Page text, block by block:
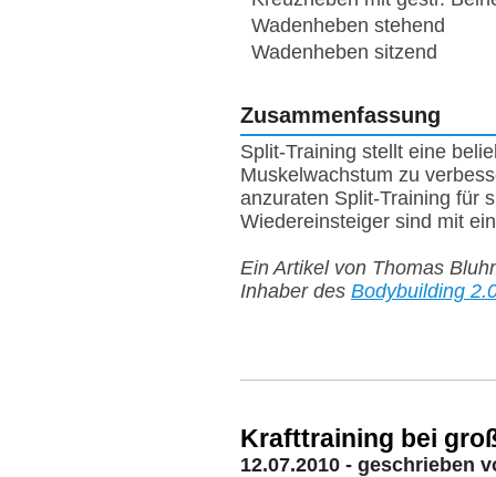
Wadenheben stehend
Wadenheben sitzend
Zusammenfassung
Split-Training stellt eine
Muskelwachstum zu
anzuraten Split-Training für
Wiedereinsteiger sind mit
Ein Artikel von Thomas
Inhaber des Bodybuilding
Krafttraining bei
12.07.2010 - geschrieben